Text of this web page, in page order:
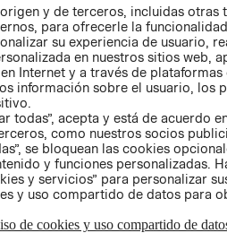
GIFT CARD
AVISO DE
y de terceros, incluidas otras
para ofrecerle la
su experiencia de usuario,
en nuestros sitios web,
Internet y a través de plataformas
información sobre el usuario, los
todas”, acepta y está de acuerdo
como nuestros socios
se bloquean las cookies
y funciones personalizadas.
y servicios” para personalizar
y uso compartido de datos para
de cookies y uso compartido de